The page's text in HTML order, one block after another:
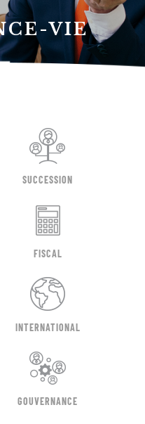
VIE
SUCCESSION
FISCAL
INTERNATIONAL
GOUVERNANCE